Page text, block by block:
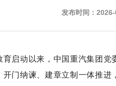
发布时间：
启动以来，中国重汽集团
门纳谏、建章立制一体推